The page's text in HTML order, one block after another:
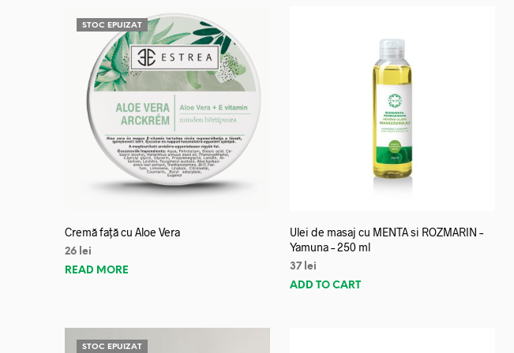
STOC EPUIZAT
Cremă față cu Aloe Vera
26 lei
READ MORE
Ulei de masaj cu MENTA si ROZMARIN –
Yamuna – 250 ml
37 lei
ADD TO CART
STOC EPUIZAT